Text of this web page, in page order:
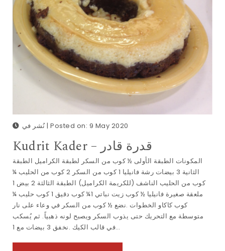
نُشر في | Posted on: 9 May 2020
Kudrit Kader – قدرة قادر
المكونات الطبقة الأولى ½ كوب من السكر لطبقة الكراميل الطبقة
الثانية 3 بيضات رشة فانيليا 1 كوب من السكر 2 كوب من الحليب ¼
كوب من الحليب الناشف (للكريمة الكراميل) الطبقة الثالثة 2 بيض 1
ملعقة صغيرة فانيليا ½ كوب زيت نباتي 1¼ كوب دقيق 1 كوب حليب ¼
كوب كاكاو الخطوات .نضع ½ كوب من السكر في وعاء على نار
متوسطة مع التحريك حتى يذوب السكر ويصبح لونه ذهبياً. ثم يُسكب
في قالب الكيك .نخفق 3 بيضات مع 1…